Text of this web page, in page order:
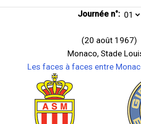
Journée n°:
(20 août 1967)
Monaco, Stade
Les faces à faces entre